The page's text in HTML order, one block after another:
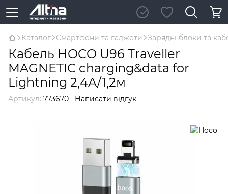
Каталог Смартфони та гаджети Зарядні блоки та
Кабель HOCO U96 Traveller
MAGNETIC charging&data for
Lightning 2,4A/1,2м
Артикул: 773670 Написати відгук